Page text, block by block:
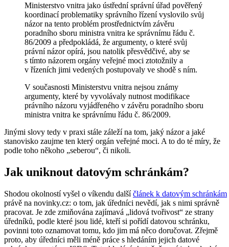
Ministerstvo vnitra jako ústřední správní úřad pověřený
koordinací problematiky správního řízení vyslovilo svůj
názor na tento problém prostřednictvím závěru
poradního sboru ministra vnitra ke správnímu řádu č.
86/2009 a předpokládá, že argumenty, o které svůj
právní názor opírá, jsou natolik přesvědčivé, aby se
s tímto názorem orgány veřejné moci ztotožnily a
v řízeních jimi vedených postupovaly ve shodě s ním.
V současnosti Ministerstvu vnitra nejsou známy
argumenty, které by vyvolávaly nutnost modifikace
právního názoru vyjádřeného v závěru poradního sboru
ministra vnitra ke správnímu řádu č. 86/2009.
Jinými slovy tedy v praxi stále záleží na tom, jaký názor a jaké
stanovisko zaujme ten který orgán veřejné moci. A to do té míry, že
podle toho někoho „seberou“, či nikoli.
Jak uniknout datovým schránkám?
Shodou okolností vyšel o víkendu dalšíčlánek k datovým schránkám
právě na novinky.cz: o tom, jak úředníci nevědí, jak s nimi správně
pracovat. Je zde zmiňována zajímavá „lidová tvořivost“ ze strany
úředníků, podle které jsou lidé, kteří si pořídí datovou schránku,
povinni toto oznamovat tomu, kdo jim má něco doručovat. Zřejmě
proto, aby úředníci měli méně práce s hledáním jejich datové